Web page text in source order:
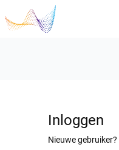
Inloggen
Nieuwe gebruiker?